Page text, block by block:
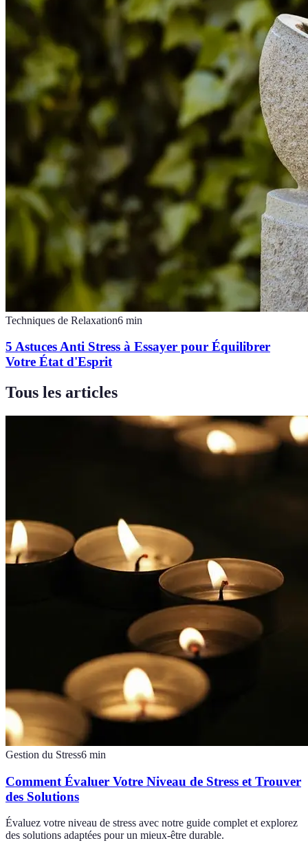
Techniques de Relaxation6 min
5 Astuces Anti Stress à Essayer pour Équilibrer
Votre État d'Esprit
Tous les articles
Gestion du Stress6 min
Comment Évaluer Votre Niveau de Stress et Trouver
des Solutions
Évaluez votre niveau de stress avec notre guide complet et explorez
des solutions adaptées pour un mieux-être durable.